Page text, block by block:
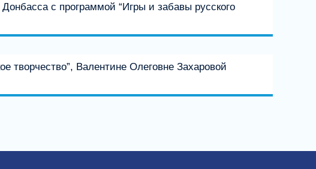
с программой “Игры и забавы русского
творчество”, Валентине Олеговне Захаровой